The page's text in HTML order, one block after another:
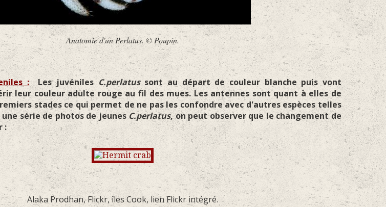
Anatomie d'un Perlatus. © Poupin.
:Les juvénilesC.perlatussont au départ de couleur blanche puis vont
leur couleur adulte rouge au fil des mues. Les antennes sont quant à elles de
stades ce qui permet de ne pas les confondre avec d'autres espèces telles
une série de photos de jeunesC.perlatus, on peut observer que le changement de
:
Alaka Prodhan, Flickr, îles Cook, lien Flickr intégré.